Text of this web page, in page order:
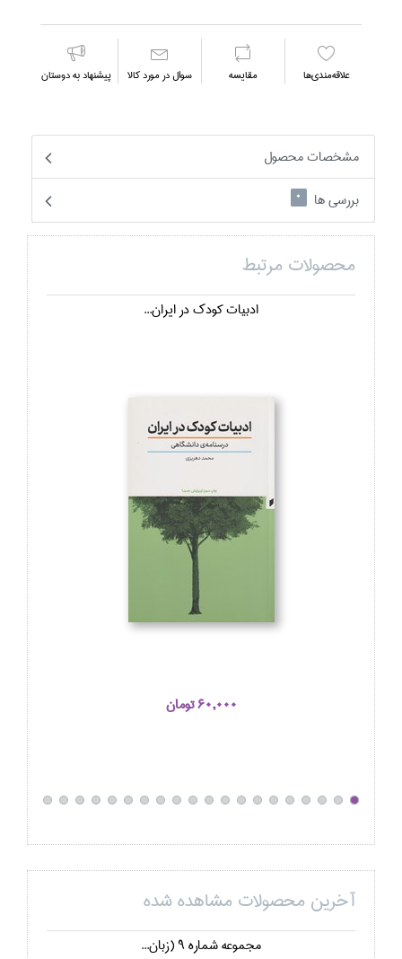
علاقه‌مندي‌ها مقايسه سوال در مورد كالا پیشنهاد به دوستان
مشخصات محصول
بررسی ها
0
محصولات مرتبط
ادبيات كودك در ايران...
60,000 تومان
آخرین محصولات مشاهده شده
مجموعه شماره 9 (زبان...